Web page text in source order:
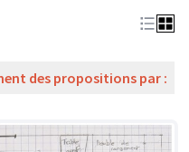
des propositions par :